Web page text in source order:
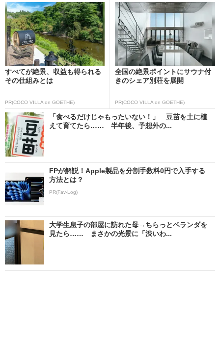
すべてが絶景、収益も得られる
その仕組みとは
PR(COCO VILLA on GOETHE)
全国の絶景ポイントにサウナ付
きのシェア別荘を展開
PR(COCO VILLA on GOETHE)
「食べるだけじゃもったいない！」 豆苗を土に植
えて育てたら…… 半年後、予想外の...
FPが解説！Apple製品を分割手数料0円で入手する
方法とは？
PR(Fav-Log)
大学生息子の部屋に訪れた母→ちらっとベランダを
見たら…… まさかの光景に「渋いわ...